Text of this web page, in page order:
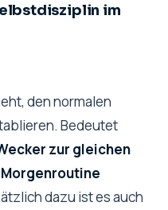
im
den normalen
Bedeutet
zur gleichen
Morgenroutine
dazu ist es auch